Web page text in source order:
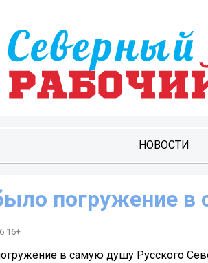
НОВОСТИ
погружение в
16+
в самую душу Русского